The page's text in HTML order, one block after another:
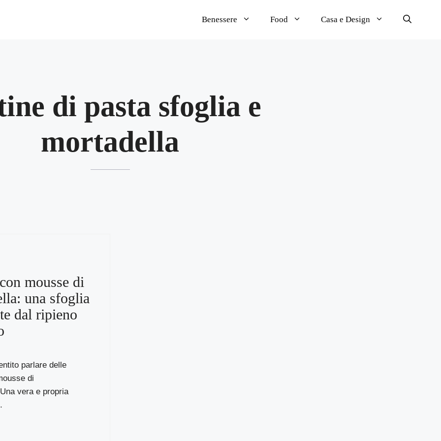
Benessere Food Casa e Design
di pasta sfoglia e
mortadella
mousse di
una sfoglia
dal ripieno
parlare delle
di
vera e propria